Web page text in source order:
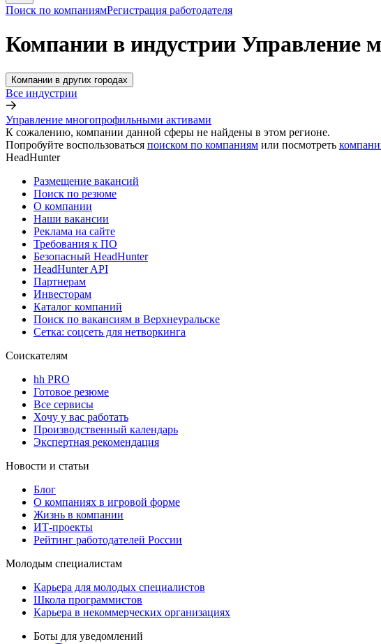
Поиск по компаниямРегистрация работодателя
Компании в индустрии Управление
Компании в других городах
Все индустрии
Управление многопрофильными активами
К сожалению, компании данной сферы не найдены в этом регионе.
Попробуйте воспользоваться поиском по компаниям или посмотреть
HeadHunter
Размещение вакансий
Поиск по резюме
О компании
Наши вакансии
Реклама на сайте
Требования к ПО
Безопасный HeadHunter
HeadHunter API
Партнерам
Инвесторам
Каталог компаний
Поиск по вакансиям в Верхнеуральске
Сетка: соцсеть для нетворкинга
Соискателям
hh PRO
Готовое резюме
Все сервисы
Хочу у вас работать
Производственный календарь
Экспертная рекомендация
Новости и статьи
Блог
О компаниях в игровой форме
Жизнь в компании
ИТ-проекты
Рейтинг работодателей России
Молодым специалистам
Карьера для молодых специалистов
Школа программистов
Карьера в некоммерческих организациях
Боты для уведомлений